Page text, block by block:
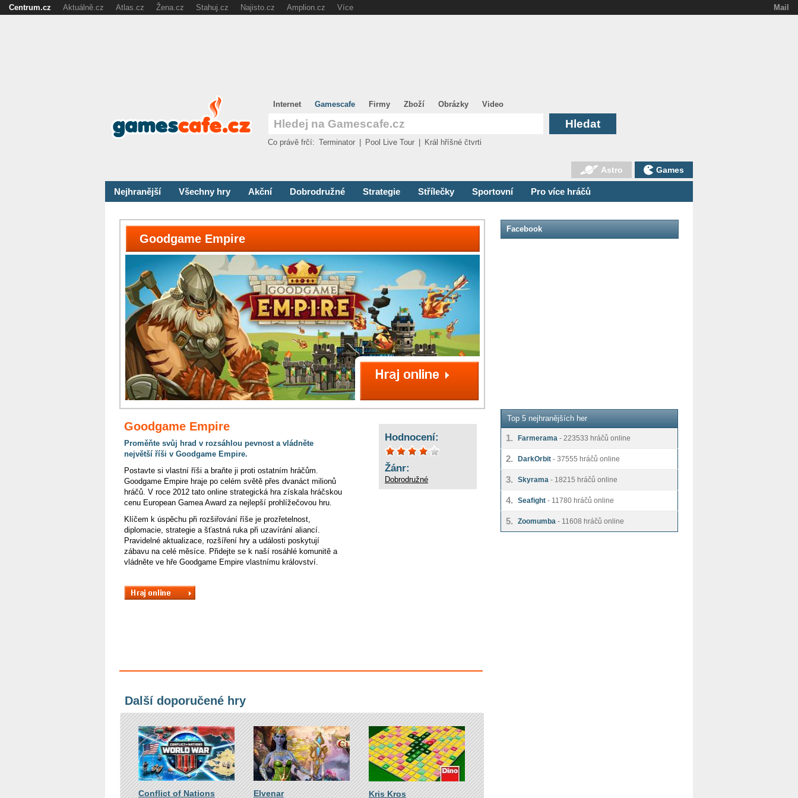
Nejhranější Všechny hry Akční Dobrodružné Strategie Střílečky Sportovní Pro více hráčů
Goodgame Empire
Goodgame Empire
Proměňte svůj hrad v rozsáhlou pevnost a vládněte
největší říši v Goodgame Empire.
Postavte si vlastní říši a braňte ji proti ostatním hráčům.
Goodgame Empire hraje po celém světě přes dvanáct milionů
hráčů. V roce 2012 tato online strategická hra získala hráčskou
cenu European Gamea Award za nejlepší prohlížečovou hru.
Klíčem k úspěchu při rozšiřování říše je prozřetelnost,
diplomacie, strategie a šťastná ruka při uzavírání aliancí.
Pravidelné aktualizace, rozšíření hry a události poskytují
zábavu na celé měsíce. Přidejte se k naší rosáhlé komunitě a
vládněte ve hře Goodgame Empire vlastnímu království.
Hodnocení:
Žánr:
Dobrodružné
Další doporučené hry
Conflict of Nations Elvenar Kris Kros
Facebook
Top 5 nejhranějších her
1. Farmerama - 223533 hráčů online
2. DarkOrbit - 37555 hráčů online
3. Skyrama - 18215 hráčů online
4. Seafight - 11780 hráčů online
5. Zoomumba - 11608 hráčů online
Internet Gamescafe Firmy Zboží Obrázky Video
Astro Games
Co právě frčí: Terminator Pool Live Tour Král hříšné čtvrti
Mail
Centrum.cz Aktuálně.cz Atlas.cz Žena.cz Stahuj.cz Najisto.cz Amplion.cz Více